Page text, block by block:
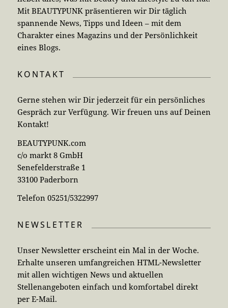
Mit BEAUTYPUNK präsentieren wir Dir täglich
spannende News, Tipps und Ideen – mit dem
Charakter eines Magazins und der Persönlichkeit
eines Blogs.
KONTAKT
Gerne stehen wir Dir jederzeit für ein persönliches
Gespräch zur Verfügung. Wir freuen uns auf Deinen
Kontakt!
BEAUTYPUNK.com
c/o markt 8 GmbH
Senefelderstraße 1
33100 Paderborn
Telefon 05251/5322997
NEWSLETTER
Unser Newsletter erscheint ein Mal in der Woche.
Erhalte unseren umfangreichen HTML-Newsletter
mit allen wichtigen News und aktuellen
Stellenangeboten einfach und komfortabel direkt
per E-Mail.